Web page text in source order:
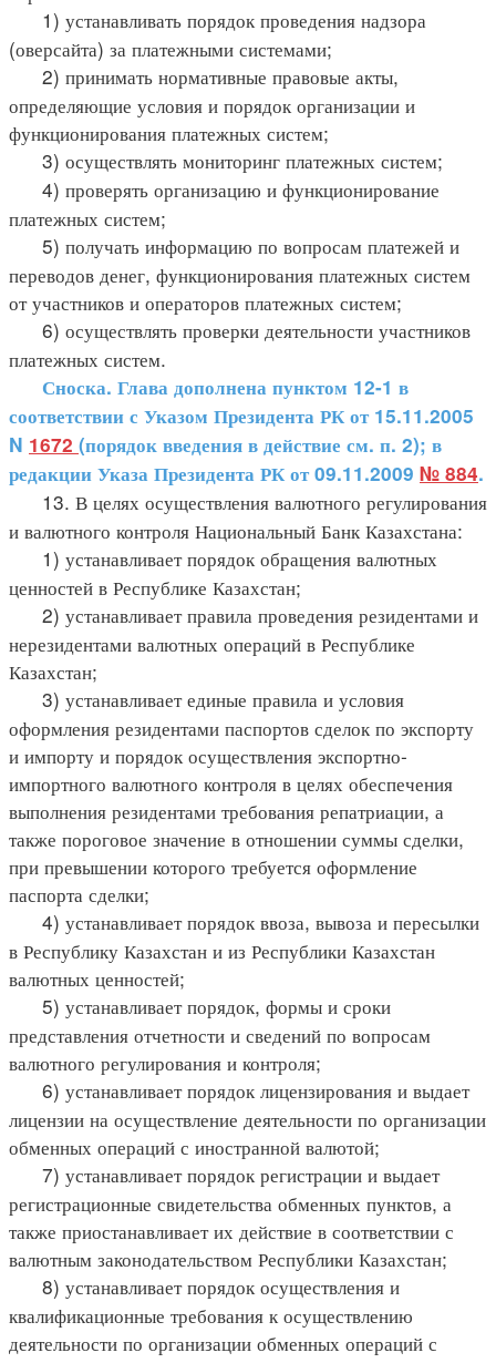
1) устанавливать порядок проведения надзора
(оверсайта) за платежными системами;
2) принимать нормативные правовые акты,
определяющие условия и порядок организации и
функционирования платежных систем;
3) осуществлять мониторинг платежных систем;
4) проверять организацию и функционирование
платежных систем;
5) получать информацию по вопросам платежей и
переводов денег, функционирования платежных систем
от участников и операторов платежных систем;
6) осуществлять проверки деятельности участников
платежных систем.
Сноска. Глава дополнена пунктом 12-1 в
соответствии с Указом Президента РК от 15.11.2005
N 1672 (порядок введения в действие см. п. 2); в
редакции Указа Президента РК от 09.11.2009 № 884.
13. В целях осуществления валютного регулирования
и валютного контроля Национальный Банк Казахстана:
1) устанавливает порядок обращения валютных
ценностей в Республике Казахстан;
2) устанавливает правила проведения резидентами и
нерезидентами валютных операций в Республике
Казахстан;
3) устанавливает единые правила и условия
оформления резидентами паспортов сделок по экспорту
и импорту и порядок осуществления экспортно-
импортного валютного контроля в целях обеспечения
выполнения резидентами требования репатриации, а
также пороговое значение в отношении суммы сделки,
при превышении которого требуется оформление
паспорта сделки;
4) устанавливает порядок ввоза, вывоза и пересылки
в Республику Казахстан и из Республики Казахстан
валютных ценностей;
5) устанавливает порядок, формы и сроки
представления отчетности и сведений по вопросам
валютного регулирования и контроля;
6) устанавливает порядок лицензирования и выдает
лицензии на осуществление деятельности по организации
обменных операций с иностранной валютой;
7) устанавливает порядок регистрации и выдает
регистрационные свидетельства обменных пунктов, а
также приостанавливает их действие в соответствии с
валютным законодательством Республики Казахстан;
8) устанавливает порядок осуществления и
квалификационные требования к осуществлению
деятельности по организации обменных операций с